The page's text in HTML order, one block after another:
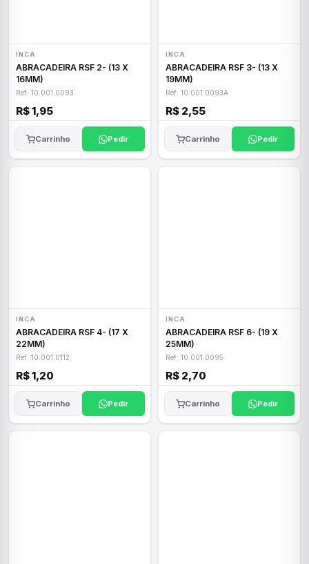
INCA
ABRACADEIRA RSF 2- (13 X
16MM)
Ref: 10.001.0093
R$ 1,95
Carrinho Pedir
INCA
ABRACADEIRA RSF 3- (13 X
19MM)
Ref: 10.001.0093A
R$ 2,55
Carrinho Pedir
INCA
ABRACADEIRA RSF 4- (17 X
22MM)
Ref: 10.001.0112
R$ 1,20
Carrinho Pedir
INCA
ABRACADEIRA RSF 6- (19 X
25MM)
Ref: 10.001.0095
R$ 2,70
Carrinho Pedir